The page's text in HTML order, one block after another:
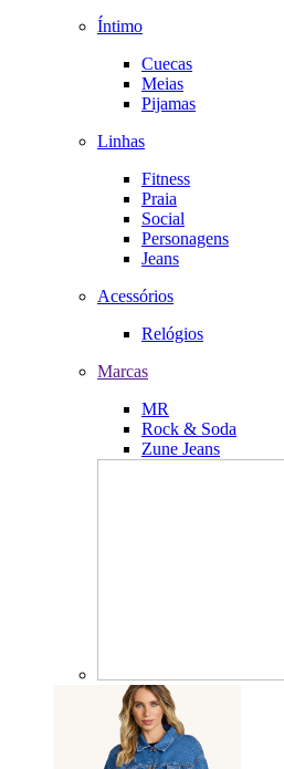
Íntimo
Cuecas
Meias
Pijamas
Linhas
Fitness
Praia
Social
Personagens
Jeans
Acessórios
Relógios
Marcas
MR
Rock & Soda
Zune Jeans